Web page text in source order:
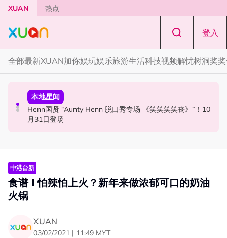
Skip to main content
XUAN 热点
登入
全部最新XUAN加你娱玩娱乐旅游生活科技视频解忧树洞奖
国际星闻
Tom Holland “Spiderman” 替身曝光！“替完蜘蛛人，马上
又去演忍者”
活动
Cadbury Dairy Milk x Lotus Biscoff 登陆大马！
本地星闻
Henn国贤 “Aunty Henn 脱口秀专场 《笑笑笑笑丧》”！10
月31日登场
中港台新
食谱 I 怕辣怕上火？新年来做浓郁可口的奶油
火锅
XUAN
03/02/2021 | 11:49 MYT